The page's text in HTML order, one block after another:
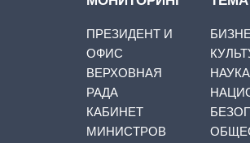
ПРЕЗИДЕНТ И
ОФИС
ВЕРХОВНАЯ
РАДА
КАБИНЕТ
МИНИСТРОВ
НАУКА